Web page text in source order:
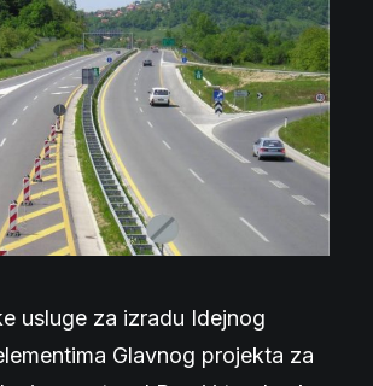
usluge za izradu Idejnog
Glavnog projekta za